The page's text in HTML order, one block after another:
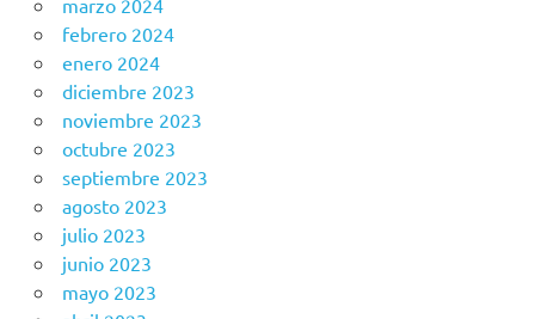
marzo 2024
febrero 2024
enero 2024
diciembre 2023
noviembre 2023
octubre 2023
septiembre 2023
agosto 2023
julio 2023
junio 2023
mayo 2023